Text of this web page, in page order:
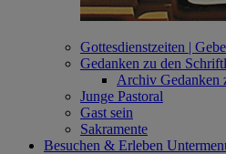
Gottesdienstzeiten |
Gedanken zu den
Archiv Gedanken
Junge Pastoral
Gast sein
Sakramente
Besuchen & Erleben